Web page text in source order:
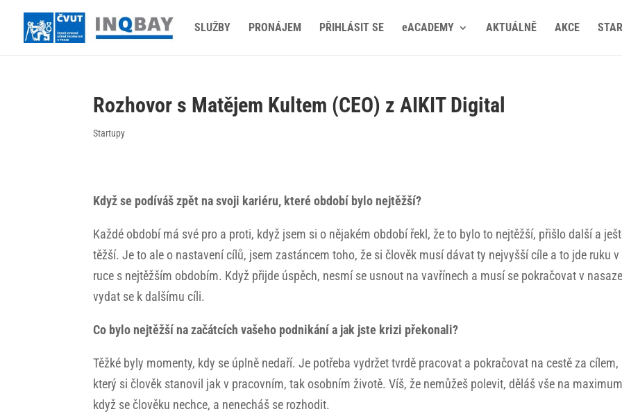
SLUŽBY PRONÁJEM PŘIHLÁSIT SE eACADEMY AKTUÁLNĚ AKCE
Rozhovor s Matějem Kultem (CEO) z AIKIT Digital
Startupy
Když se podíváš zpět na svoji kariéru, které období bylo nejtěžší?
Každé období má své pro a proti, když jsem si o nějakém období řekl, že to bylo to nejtěžší, přišlo další a
těžší. Je to ale o nastavení cílů, jsem zastáncem toho, že si člověk musí dávat ty nejvyšší cíle a to jde ruku v
ruce s nejtěžším obdobím. Když přijde úspěch, nesmí se usnout na vavřínech a musí se pokračovat v
vydat se k dalšímu cíli.
Co bylo nejtěžší na začátcích vašeho podnikání a jak jste krizi překonali?
Těžké byly momenty, kdy se úplně nedaří. Je potřeba vydržet tvrdě pracovat a pokračovat na cestě za cílem,
který si člověk stanovil jak v pracovním, tak osobním životě. Víš, že nemůžeš polevit, děláš vše na
když se člověku nechce, a nenecháš se rozhodit.